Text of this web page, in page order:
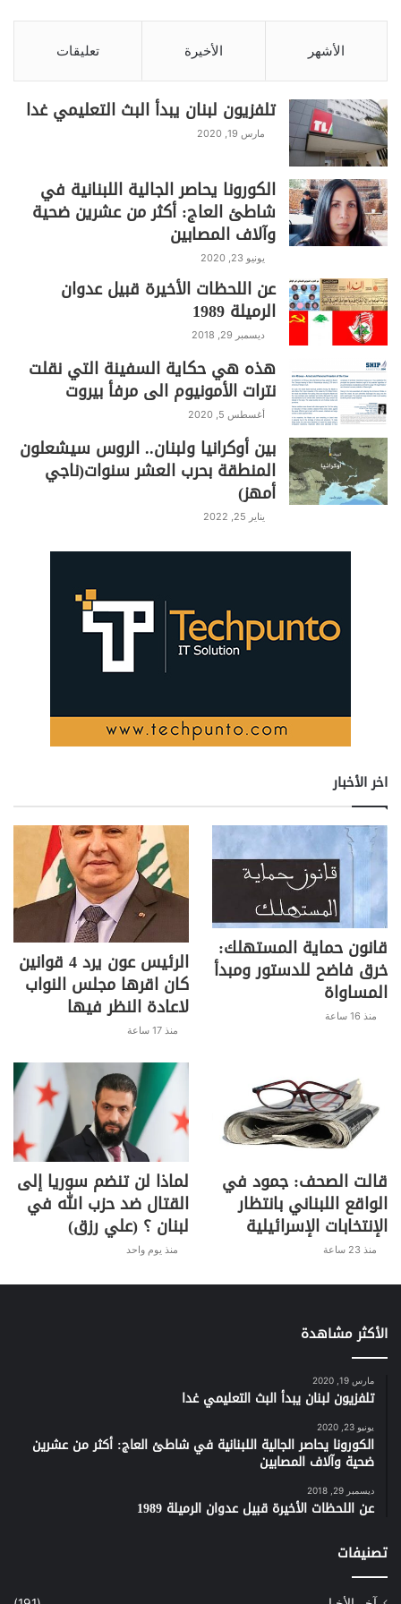
الأشهر الأخيرة تعليقات
تلفزيون لبنان يبدأ البث التعليمي غدا
مارس 19, 2020
الكورونا يحاصر الجالية اللبنانية في
شاطئ العاج: أكثر من عشرين ضحية
وآلاف المصابين
يونيو 23, 2020
عن اللحظات الأخيرة قبيل عدوان
الرميلة 1989
ديسمبر 29, 2018
هذه هي حكاية السفينة التي نقلت
نترات الأمونيوم الى مرفأ بيروت
أغسطس 5, 2020
بين أوكرانيا ولبنان.. الروس سيشعلون
المنطقة بحرب العشر سنوات(ناجي
أمهز)
يناير 25, 2022
اخر الأخبار
قانون حماية المستهلك:
خرق فاضح للدستور ومبدأ
المساواة
منذ 16 ساعة
الرئيس عون يرد 4 قوانين
كان اقرها مجلس النواب
لاعادة النظر فيها
منذ 17 ساعة
قالت الصحف: جمود في
الواقع اللبناني بانتظار
الإنتخابات الإسرائيلية
منذ 23 ساعة
لماذا لن تنضم سوريا إلى
القتال ضد حزب الله في
لبنان ؟ (علي رزق)
منذ يوم واحد
الأكثر مشاهدة
مارس 19, 2020
تلفزيون لبنان يبدأ البث التعليمي غدا
يونيو 23, 2020
الكورونا يحاصر الجالية اللبنانية في شاطئ العاج: أكثر من عشرين
ضحية وآلاف المصابين
ديسمبر 29, 2018
عن اللحظات الأخيرة قبيل عدوان الرميلة 1989
تصنيفات